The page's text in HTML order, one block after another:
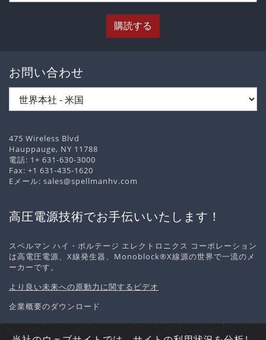
購読する
お問い合わせ
475 Wireless Blvd
Hauppauge, NY 11788
電話: 1+ 631-630-3000
Fax: +1 631-435-1620
Eメール: sales@spellmanhv.com
高圧電源技術でお手伝いいたします！
スペルマン ハイ・ボルテージ エレクトロニクス コーポレーション
は高電圧電源、X線発生器、Monoblock®X線源の世界で一流のメ
ーカーです。
より良い未来への原動力に関するビデオ
企業概要のダウンロード